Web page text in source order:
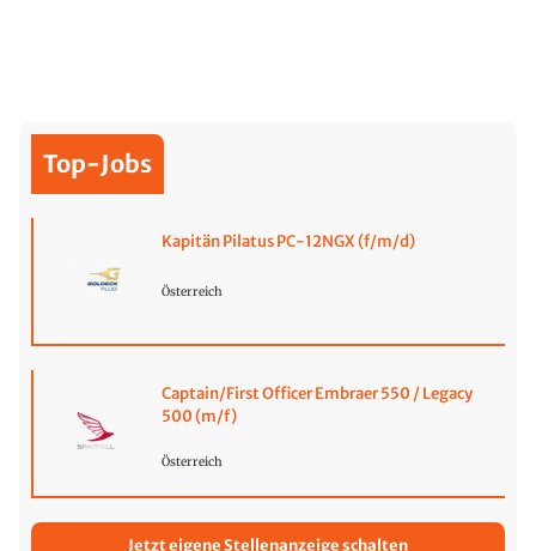
Top-Jobs
Kapitän Pilatus PC-12NGX (f/m/d)
Österreich
Captain/First Officer Embraer 550 / Legacy
500 (m/f)
Österreich
Jetzt eigene Stellenanzeige schalten